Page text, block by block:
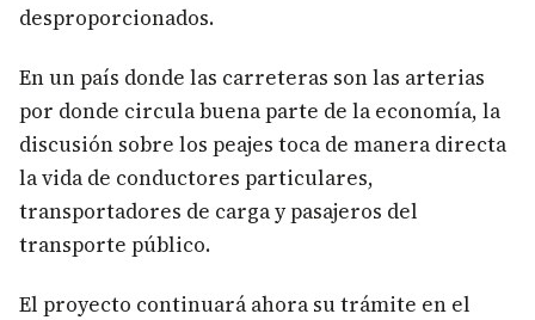
desproporcionados.
En un país donde las carreteras son las arterias
por donde circula buena parte de la economía, la
discusión sobre los peajes toca de manera directa
la vida de conductores particulares,
transportadores de carga y pasajeros del
transporte público.
El proyecto continuará ahora su trámite en el